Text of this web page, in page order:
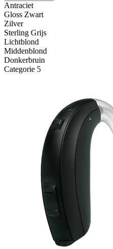
Antraciet
Gloss Zwart
Zilver
Sterling Grijs
Lichtblond
Middenblond
Donkerbruin
Categorie 5